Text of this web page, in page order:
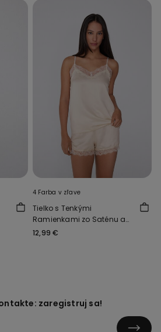
4 Farba v zľave
Tielko s Tenkými
Ramienkami zo Saténu a
Čipky
12,99 €
zaregistruj sa!